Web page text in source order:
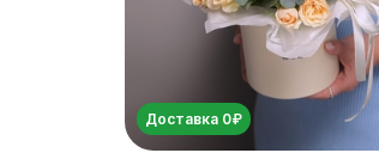
Доставка 0₽